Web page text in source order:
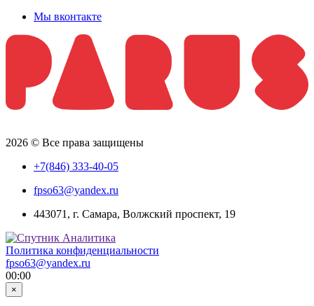
Мы вконтакте
2026 © Все права защищены
+7(846) 333-40-05
fpso63@yandex.ru
443071, г. Самара, Волжский проспект, 19
Политика конфиденциальности
fpso63@yandex.ru
00:00
×